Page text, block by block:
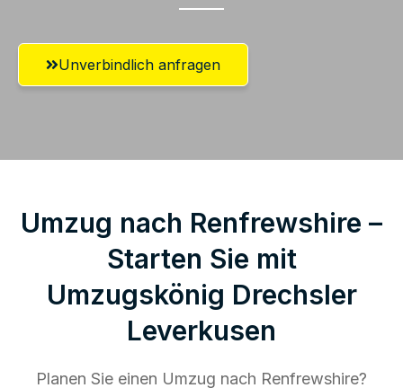
Unverbindlich anfragen
Umzug nach Renfrewshire –
Starten Sie mit
Umzugskönig Drechsler
Leverkusen
Planen Sie einen Umzug nach Renfrewshire?